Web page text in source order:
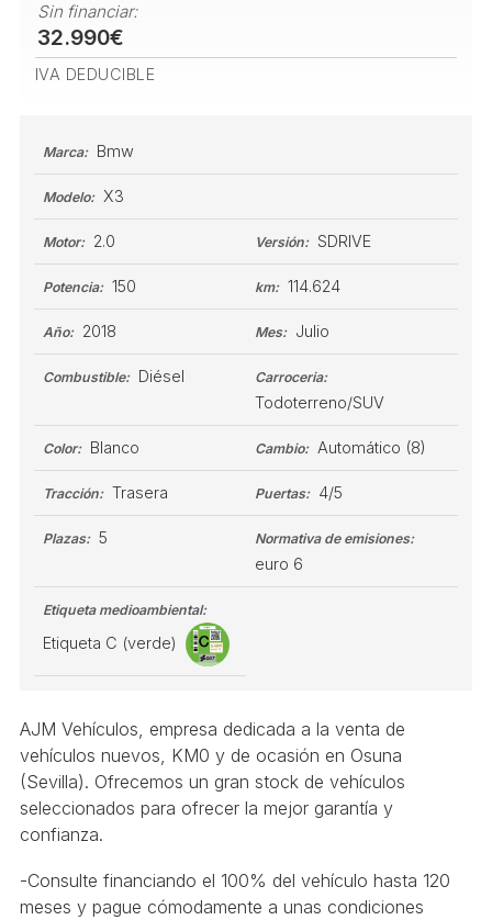
Sin financiar:
32.990€
IVA DEDUCIBLE
Marca: Bmw
Modelo: X3
Motor: 2.0 Versión: SDRIVE
Potencia: 150 km: 114.624
Año: 2018 Mes: Julio
Combustible: Diésel Carroceria:
Todoterreno/SUV
Color: Blanco Cambio: Automático (8)
Tracción: Trasera Puertas: 4/5
Plazas: 5 Normativa de emisiones:
euro 6
Etiqueta medioambiental:
Etiqueta C (verde)
AJM Vehículos, empresa dedicada a la venta de
vehículos nuevos, KM0 y de ocasión en Osuna
(Sevilla). Ofrecemos un gran stock de vehículos
seleccionados para ofrecer la mejor garantía y
confianza.
-Consulte financiando el 100% del vehículo hasta 120
meses y pague cómodamente a unas condiciones